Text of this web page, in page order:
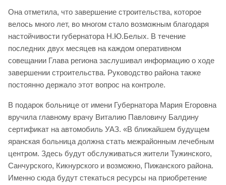
Она отметила, что завершение строительства, которое
велось много лет, во многом стало возможным благодаря
настойчивости губернатора Н.Ю.Белых. В течение
последних двух месяцев на каждом оперативном
совещании Глава региона заслушивал информацию о ходе
завершении строительства. Руководство района также
постоянно держало этот вопрос на контроле.
В подарок больнице от имени Губернатора Мария Егоровна
вручила главному врачу Виталию Павловичу Балдину
сертификат на автомобиль УАЗ. «В ближайшем будущем
яранская больница должна стать межрайонным лечебным
центром. Здесь будут обслуживаться жители Тужинского,
Санчурского, Кикнурского и возможно, Пижанского района.
Именно сюда будут стекаться ресурсы на приобретение